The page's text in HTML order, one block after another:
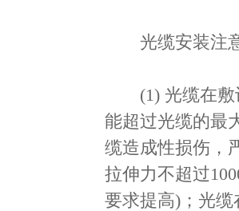
光缆安装注
(1) 光缆在敷
能超过光缆的最
缆造成性损伤，
拉伸力不超过
要求提高)；光缆